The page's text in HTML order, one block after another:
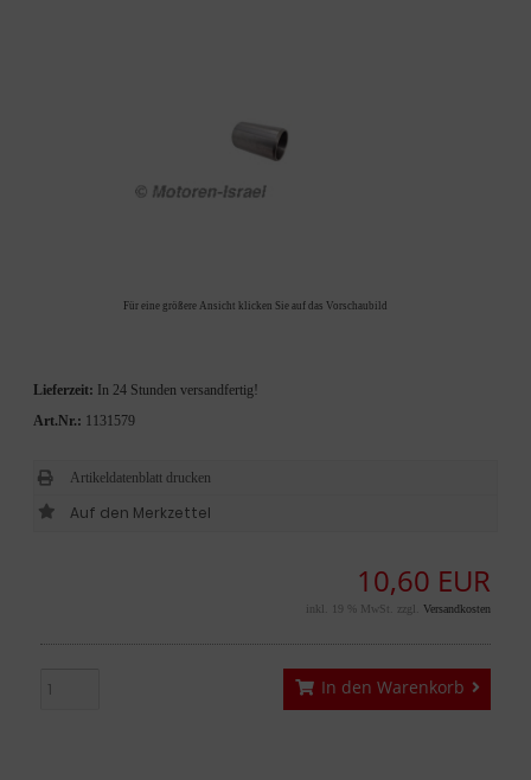
Für eine größere Ansicht klicken Sie auf das Vorschaubild
10,60 EUR
inkl. 19 % MwSt. zzgl. Versandkosten
In den Warenkorb
Lieferzeit:
In 24 Stunden versandfertig!
Art.Nr.: 1131579
Artikeldatenblatt drucken